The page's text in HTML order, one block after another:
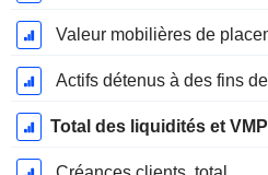
Total des liquidités et VMP